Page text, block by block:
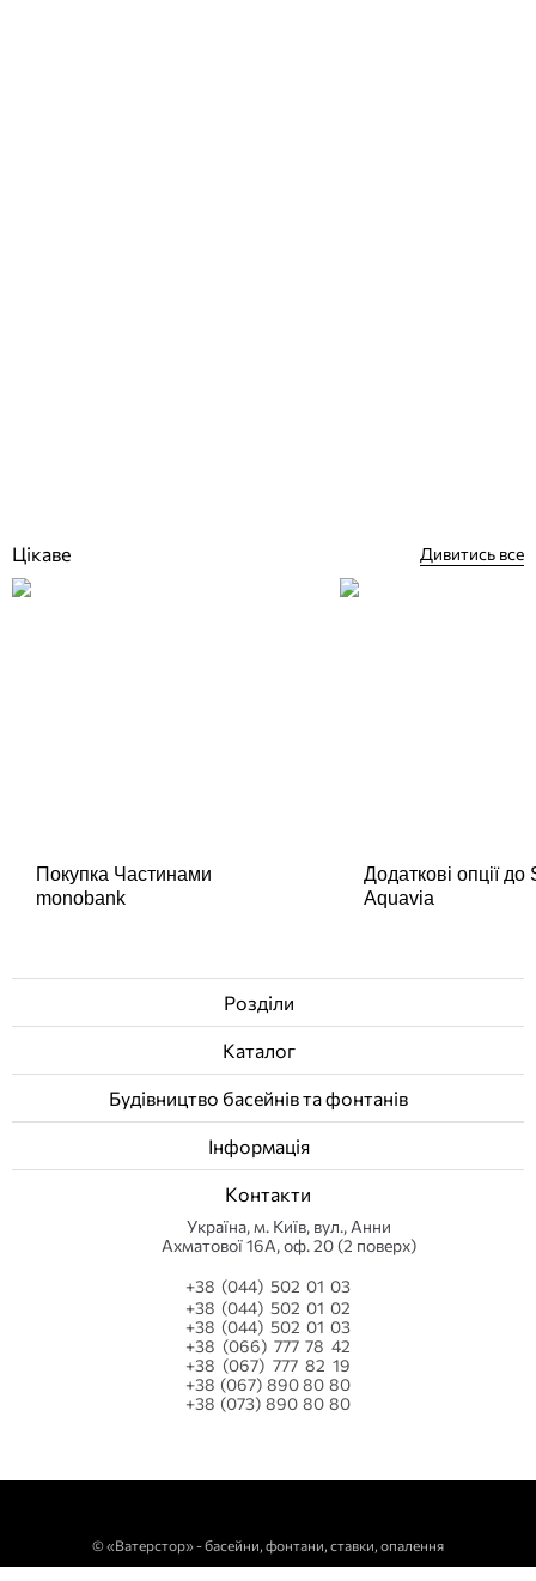
Цікаве Дивитись все
Покупка Частинами
monobank
Додаткові опції
Aquavia
Розділи
Каталог
Будівництво басейнів та фонтанів
Інформація
Контакти
Українa, м. Київ, вул., Анни
Ахматової 16А, оф. 20 (2 поверх)
+38 (044) 502 01 03
+38 (044) 502 01 02
+38 (044) 502 01 03
+38 (066) 777 78 42
+38 (067) 777 82 19
+38 (067) 890 80 80
+38 (073) 890 80 80
©«Ватерстор» - басейни, фонтани, ставки, опалення